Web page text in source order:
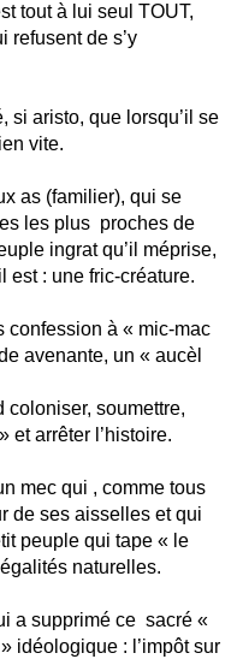
tout à lui seul TOUT,
refusent de s’y
si aristo, que lorsqu’il se
vite.
as (familier), qui se
les plus proches de
ingrat qu’il méprise,
est : une fric-créature.
confession à « mic-mac
avenante, un « aucèl
coloniser, soumettre,
et arrêter l’histoire.
mec qui , comme tous
de ses aisselles et qui
peuple qui tape « le
naturelles.
a supprimé ce sacré «
idéologique : l’impôt sur